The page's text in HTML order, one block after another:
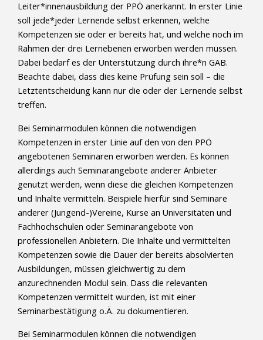
Leiter*innenausbildung der PPÖ anerkannt. In erster Linie
soll jede*jeder Lernende selbst erkennen, welche
Kompetenzen sie oder er bereits hat, und welche noch im
Rahmen der drei Lernebenen erworben werden müssen.
Dabei bedarf es der Unterstützung durch ihre*n GAB.
Beachte dabei, dass dies keine Prüfung sein soll – die
Letztentscheidung kann nur die oder der Lernende selbst
treffen.
Bei Seminarmodulen können die notwendigen
Kompetenzen in erster Linie auf den von den PPÖ
angebotenen Seminaren erworben werden. Es können
allerdings auch Seminarangebote anderer Anbieter
genutzt werden, wenn diese die gleichen Kompetenzen
und Inhalte vermitteln. Beispiele hierfür sind Seminare
anderer (Jungend-)Vereine, Kurse an Universitäten und
Fachhochschulen oder Seminarangebote von
professionellen Anbietern. Die Inhalte und vermittelten
Kompetenzen sowie die Dauer der bereits absolvierten
Ausbildungen, müssen gleichwertig zu dem
anzurechnenden Modul sein. Dass die relevanten
Kompetenzen vermittelt wurden, ist mit einer
Seminarbestätigung o.Ä. zu dokumentieren.
Bei Seminarmodulen können die notwendigen